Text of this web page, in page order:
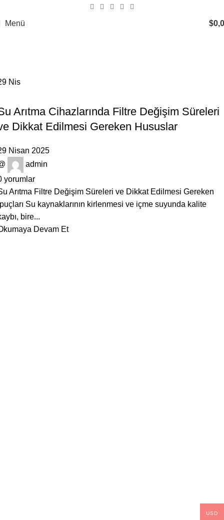
Menü $
Nis
Arıtma Cihazlarında Filtre Değişim Süreleri
Dikkat Edilmesi Gereken Hususlar
Nisan 2025
admin
yorumlar
Arıtma Filtre Değişim Süreleri ve Dikkat Edilmesi Gereken
Su kaynaklarının kirlenmesi ve içme suyunda kalite
bire...
Devam Et
USD